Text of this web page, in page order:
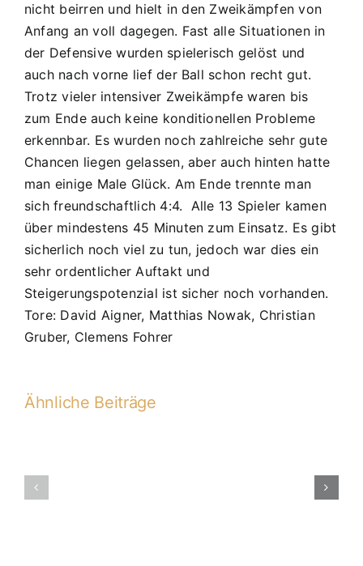
nicht beirren und hielt in den Zweikämpfen von
Anfang an voll dagegen. Fast alle Situationen in
der Defensive wurden spielerisch gelöst und
auch nach vorne lief der Ball schon recht gut.
Trotz vieler intensiver Zweikämpfe waren bis
zum Ende auch keine konditionellen Probleme
erkennbar. Es wurden noch zahlreiche sehr gute
Chancen liegen gelassen, aber auch hinten hatte
man einige Male Glück. Am Ende trennte man
sich freundschaftlich 4:4. Alle 13 Spieler kamen
über mindestens 45 Minuten zum Einsatz. Es gibt
sicherlich noch viel zu tun, jedoch war dies ein
sehr ordentlicher Auftakt und
Steigerungspotenzial ist sicher noch vorhanden.
Tore: David Aigner, Matthias Nowak, Christian
Gruber, Clemens Fohrer
Ähnliche Beiträge